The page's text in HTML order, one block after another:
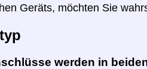
Geräts, möchten Sie
werden in